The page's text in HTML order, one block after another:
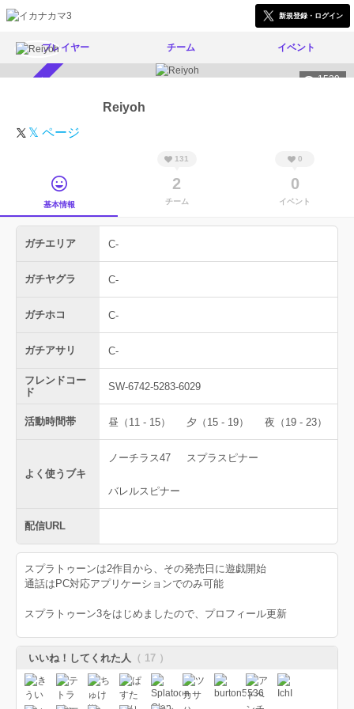
新規登録・ログイン
プレイヤー チーム イベント
1539
Reiyoh
𝕏 ページ
基本情報
131
2
チーム
0
0
イベント
ガチエリア C-
ガチヤグラ C-
ガチホコ C-
ガチアサリ C-
フレンドコー
ド
SW-6742-5283-6029
活動時間帯 昼（11 - 15） 夕（15 - 19） 夜（19 - 23）
よく使うブキ
ノーチラス47 スプラスピナー
バレルスピナー
配信URL
スプラトゥーンは2作目から、その発売日に遊戯開始
通話はPC対応アプリケーションでのみ可能
スプラトゥーン3をはじめましたので、プロフィール更新
いいね！してくれた人 （ 17 ）